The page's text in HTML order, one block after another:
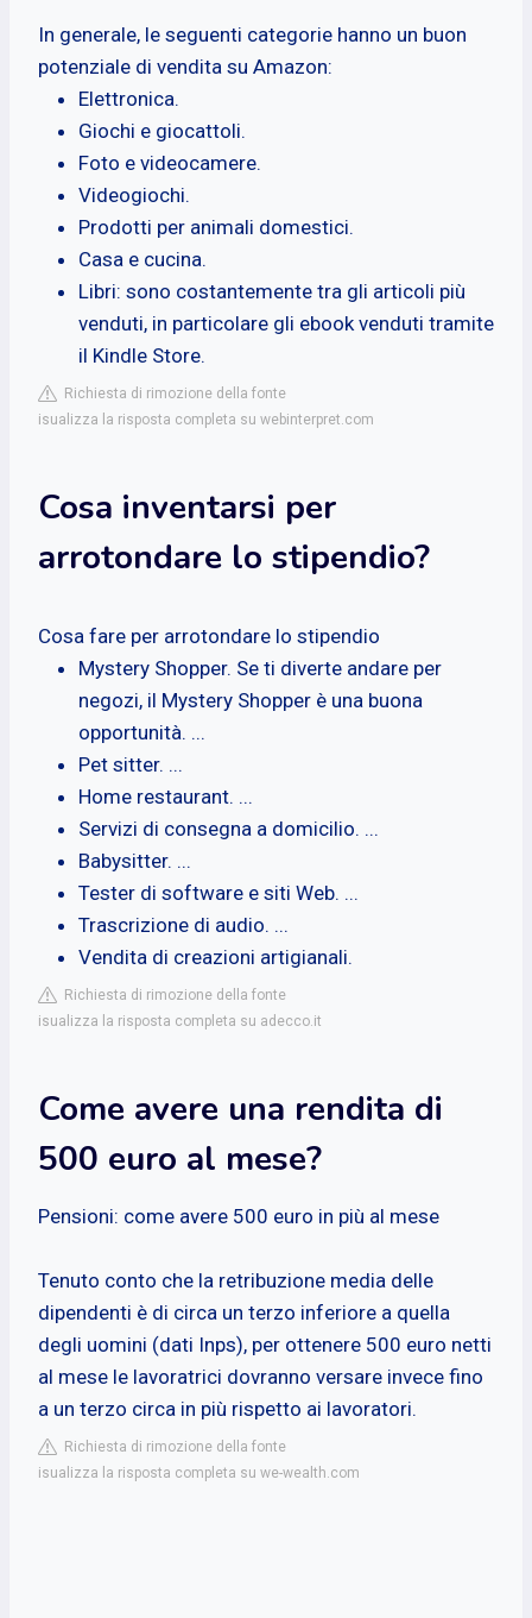
In generale, le seguenti categorie hanno un buon
potenziale di vendita su Amazon:
Elettronica.
Giochi e giocattoli.
Foto e videocamere.
Videogiochi.
Prodotti per animali domestici.
Casa e cucina.
Libri: sono costantemente tra gli articoli più
venduti, in particolare gli ebook venduti tramite
il Kindle Store.
Richiesta di rimozione della fonte
isualizza la risposta completa su webinterpret.com
Cosa inventarsi per
arrotondare lo stipendio?
Cosa fare per arrotondare lo stipendio
Mystery Shopper. Se ti diverte andare per
negozi, il Mystery Shopper è una buona
opportunità. ...
Pet sitter. ...
Home restaurant. ...
Servizi di consegna a domicilio. ...
Babysitter. ...
Tester di software e siti Web. ...
Trascrizione di audio. ...
Vendita di creazioni artigianali.
Richiesta di rimozione della fonte
isualizza la risposta completa su adecco.it
Come avere una rendita di
500 euro al mese?
Pensioni: come avere 500 euro in più al mese
Tenuto conto che la retribuzione media delle
dipendenti è di circa un terzo inferiore a quella
degli uomini (dati Inps), per ottenere 500 euro netti
al mese le lavoratrici dovranno versare invece fino
a un terzo circa in più rispetto ai lavoratori.
Richiesta di rimozione della fonte
isualizza la risposta completa su we-wealth.com